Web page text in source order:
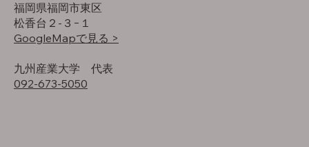
福岡県福岡市東区
松香台２-３−１
GoogleMapで見る >
​九州産業大学 代表
092-673-5050